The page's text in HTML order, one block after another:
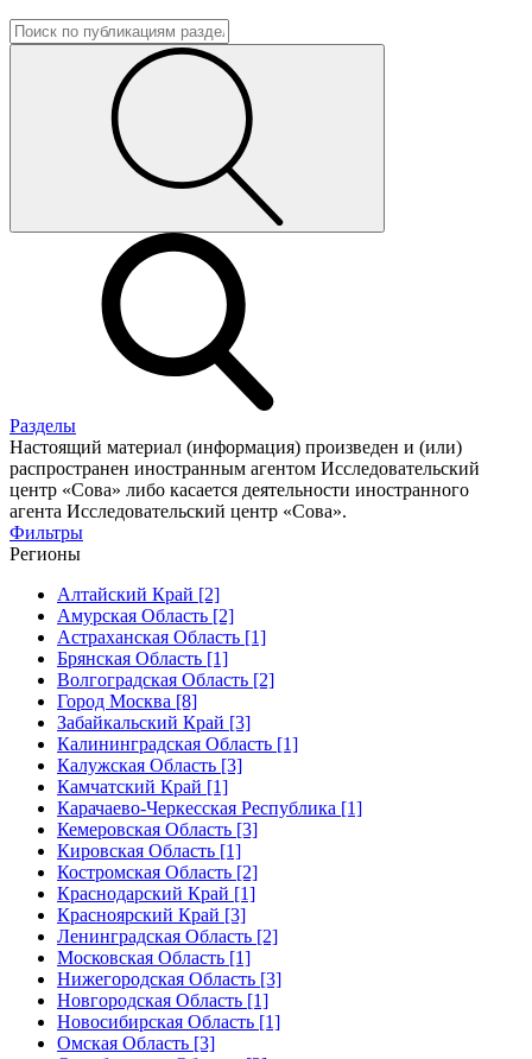
Разделы
Настоящий материал (информация) произведен и (или)
распространен иностранным агентом Исследовательский
центр «Сова» либо касается деятельности иностранного
агента Исследовательский центр «Сова».
Фильтры
Регионы
Алтайский Край [2]
Амурская Область [2]
Астраханская Область [1]
Брянская Область [1]
Волгоградская Область [2]
Город Москва [8]
Забайкальский Край [3]
Калининградская Область [1]
Калужская Область [3]
Камчатский Край [1]
Карачаево-Черкесская Республика [1]
Кемеровская Область [3]
Кировская Область [1]
Костромская Область [2]
Краснодарский Край [1]
Красноярский Край [3]
Ленинградская Область [2]
Московская Область [1]
Нижегородская Область [3]
Новгородская Область [1]
Новосибирская Область [1]
Омская Область [3]